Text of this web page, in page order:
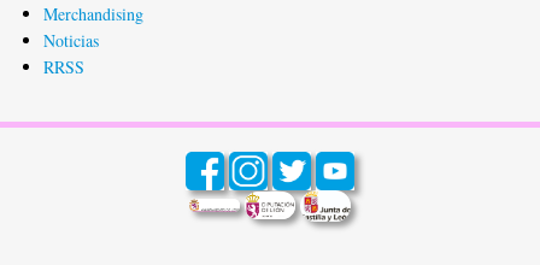
Merchandising
Noticias
RRSS